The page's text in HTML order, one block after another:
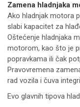
Zamena hladnjaka
Ako hladnjak motora
slabi kapacitet za
Oštećenje hladnjaka
motorom, kao što je
popravkama ili čak
Pravovremena
rad vozila i čuva
Evo glavnih tipova